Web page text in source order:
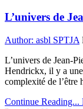
L’univers de
Author: asbl SPTJA
L’univers de Jean-
Hendrickx, il y a
complexité de
Continue Reading...